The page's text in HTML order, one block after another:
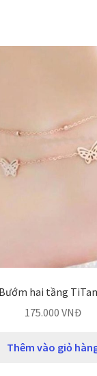
hai tầng
175.000 VNĐ
Thêm vào giỏ